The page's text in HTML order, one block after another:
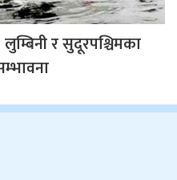
र सुदूरपश्चिमका